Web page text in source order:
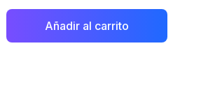
Añadir al carrito